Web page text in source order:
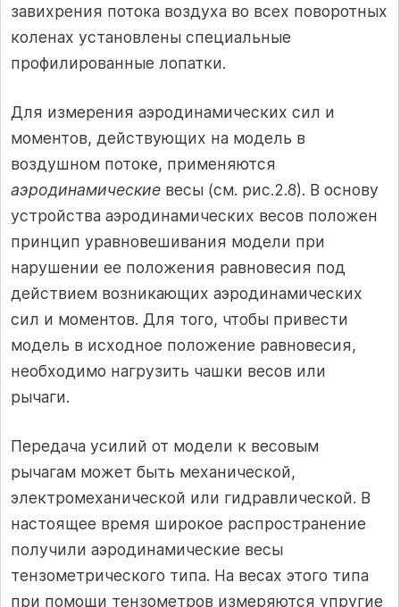
завихрения потока воздуха во всех поворотных
коленах установлены специальные
профилированные лопатки.
Для измерения аэродинамических сил и
моментов, действующих на модель в
воздушном потоке, применяются
аэродинамические весы (см. рис.2.8). В основу
устройства аэродинамических весов положен
принцип уравновешивания модели при
нарушении ее положения равновесия под
действием возникающих аэродинамических
сил и моментов. Для того, чтобы привести
модель в исходное положение равновесия,
необходимо нагрузить чашки весов или
рычаги.
Передача усилий от модели к весовым
рычагам может быть механической,
электромеханической или гидравлической. В
настоящее время широкое распространение
получили аэродинамические весы
тензометрического типа. На весах этого типа
при помощи тензометров измеряются упругие